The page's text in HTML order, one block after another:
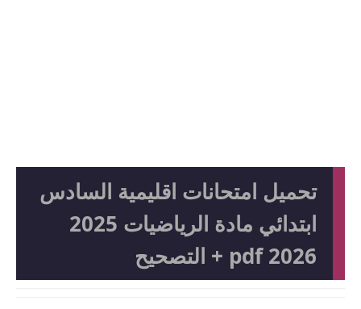
تحميل امتحانات اقليمية السادس
ابتدائي مادة الرياضيات 2025
2026 pdf + التصحيح